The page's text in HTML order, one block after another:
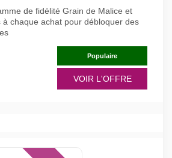
de fidélité Grain de Malice et
à chaque achat pour débloquer des
Populaire
VOIR L'OFFRE